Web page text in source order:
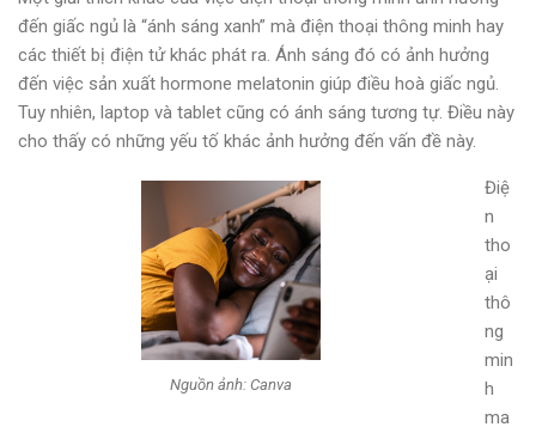
đến giấc ngủ là “ánh sáng xanh” mà điện thoại thông minh hay
các thiết bị điện tử khác phát ra. Ánh sáng đó có ảnh hưởng
đến việc sản xuất hormone melatonin giúp điều hoà giấc ngủ.
Tuy nhiên, laptop và tablet cũng có ánh sáng tương tự. Điều này
cho thấy có những yếu tố khác ảnh hưởng đến vấn đề này.
Nguồn ảnh: Canva
Điệ
n
tho
ại
thô
ng
min
h
ma